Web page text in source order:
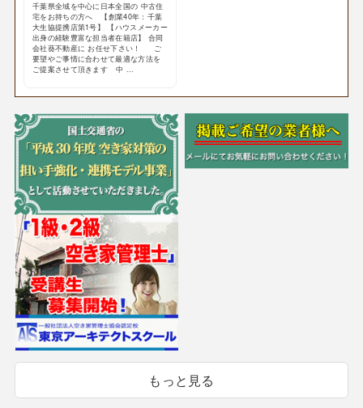
千葉県全域を中心に日本全国の 中古住
宅をお持ちの方へ 【創業40年：千葉
大生協提携店第1号】 【ハウスメーカー
出身の経験豊富な担当者在籍店】 合同
会社葵不動産に お任せ下さい！ ご
要望やご事情に合わせて最適な方法を
ご提案させて頂きます 中 ...
もっと見る